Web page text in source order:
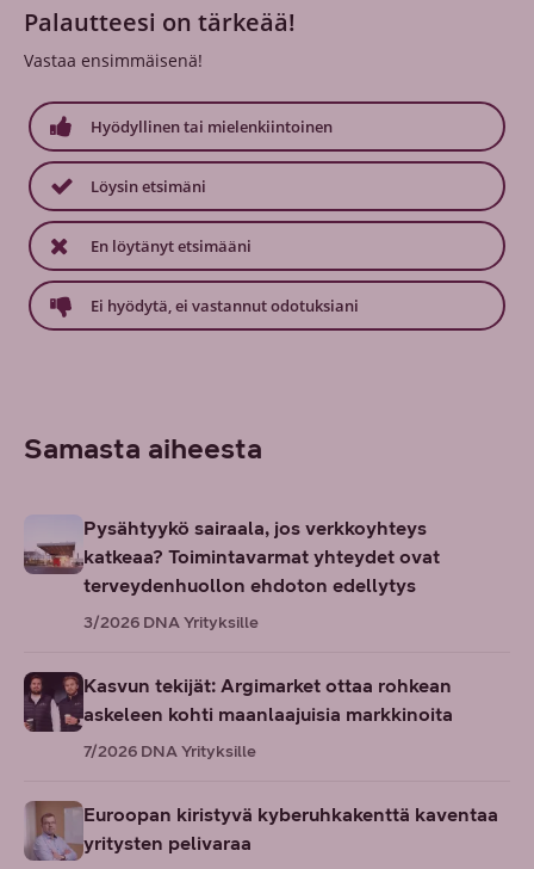
Palautteesi on tärkeää!
Vastaa ensimmäisenä!
Hyödyllinen tai mielenkiintoinen
Löysin etsimäni
En löytänyt etsimääni
Ei hyödytä, ei vastannut odotuksiani
Samasta aiheesta
Pysähtyykö sairaala, jos verkkoyhteys
katkeaa? Toimintavarmat yhteydet ovat
terveydenhuollon ehdoton edellytys
3/2026 DNA Yrityksille
Kasvun tekijät: Argimarket ottaa rohkean
askeleen kohti maanlaajuisia markkinoita
7/2026 DNA Yrityksille
Euroopan kiristyvä kyberuhkakenttä kaventaa
yritysten pelivaraa